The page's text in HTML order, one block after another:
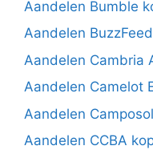
Aandelen Bumble
Aandelen
Aandelen Cambria
Aandelen Camelot
Aandelen
Aandelen CCBA